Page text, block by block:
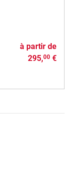
à partir de
295,00€